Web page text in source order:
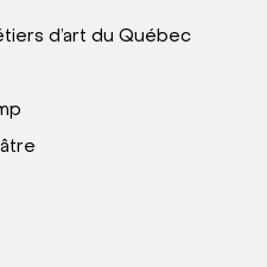
d’art du Québec